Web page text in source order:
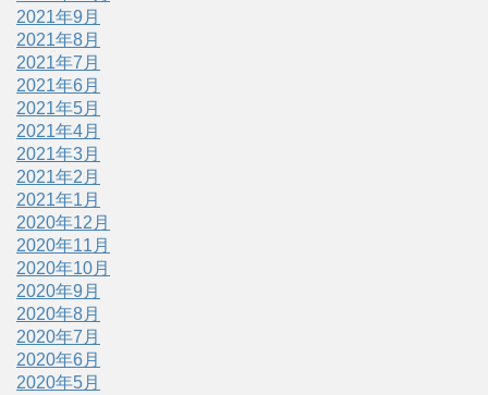
2021年9月
2021年8月
2021年7月
2021年6月
2021年5月
2021年4月
2021年3月
2021年2月
2021年1月
2020年12月
2020年11月
2020年10月
2020年9月
2020年8月
2020年7月
2020年6月
2020年5月